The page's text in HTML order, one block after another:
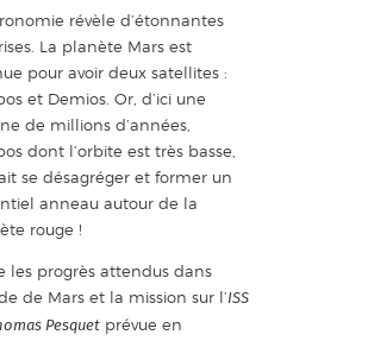
révèle d’étonnantes
La planète Mars est
pour avoir deux satellites :
et Demios. Or, d’ici une
de millions d’années,
dont l’orbite est très basse,
se désagréger et former un
anneau autour de la
rouge !
les progrès attendus dans
de Mars et la mission sur l’ISS
Pesquet prévue en